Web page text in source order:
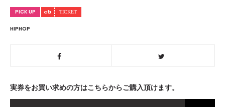
PICK UP
HIPHOP
実券をお買い求めの方はこちらからご購入頂けます。